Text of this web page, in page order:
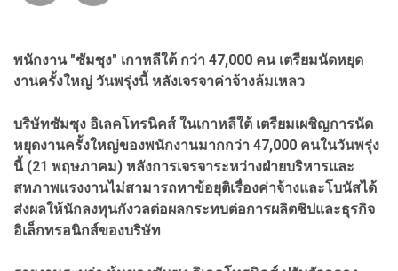
พนักงาน "ซัมซุง" เกาหลีใต้ กว่า 47,000 คน เตรียมนัดหยุด
งานครั้งใหญ่ วันพรุ่งนี้ หลังเจรจาค่าจ้างล้มเหลว
บริษัทซัมซุง อิเลคโทรนิคส์ ในเกาหลีใต้ เตรียมเผชิญการนัด
หยุดงานครั้งใหญ่ของพนักงานมากกว่า 47,000 คนในวันพรุ่ง
นี้ (21 พฤษภาคม) หลังการเจรจาระหว่างฝ่ายบริหารและ
สหภาพแรงงานไม่สามารถหาข้อยุติเรื่องค่าจ้างและโบนัสได้
ส่งผลให้นักลงทุนกังวลต่อผลกระทบต่อการผลิตชิปและธุรกิจ
อิเล็กทรอนิกส์ของบริษัท